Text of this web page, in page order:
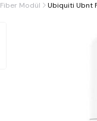
Fiber Modül Ubiquiti Ubnt